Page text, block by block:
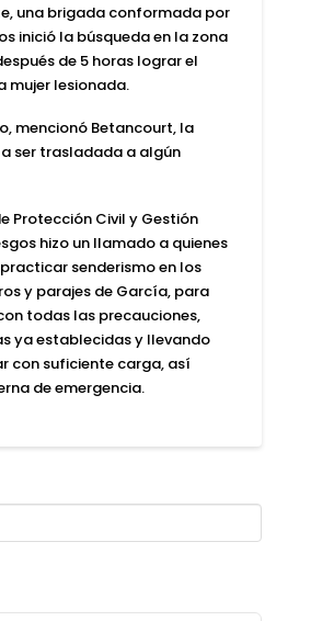
una brigada conformada por
inició la búsqueda en la zona
de 5 horaslograr el
mujer lesionada.
mencionó Betancourt, la
a ser trasladada a algún
Protección Civil y Gestión
hizo un llamado a quienes
senderismoen los
y parajes de García, para
todas las precauciones,
ya establecidas y llevando
con suficiente carga, así
de emergencia.